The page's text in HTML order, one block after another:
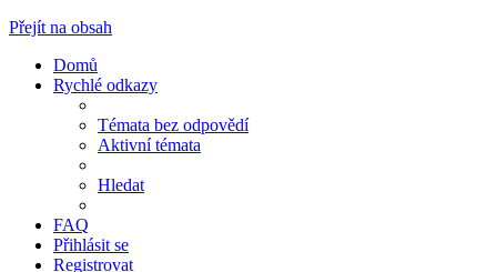
Přejít na obsah
Domů
Rychlé odkazy
Témata bez odpovědí
Aktivní témata
Hledat
FAQ
Přihlásit se
Registrovat